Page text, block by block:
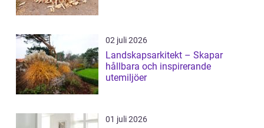
02 juli 2026
Landskapsarkitekt – Skapar
hållbara och inspirerande
utemiljöer
01 juli 2026